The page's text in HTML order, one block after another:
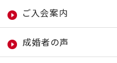
ご入会案内
成婚者の声